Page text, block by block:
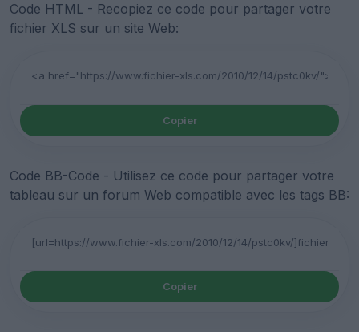
Code HTML - Recopiez ce code pour partager votre
fichier XLS sur un site Web:
Copier
Code BB-Code - Utilisez ce code pour partager votre
tableau sur un forum Web compatible avec les tags BB:
Copier